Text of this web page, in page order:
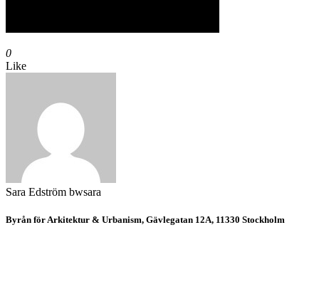
0
Like
Sara Edström bwsara
Byrån för Arkitektur & Urbanism, Gävlegatan 12A, 11330 Stockholm